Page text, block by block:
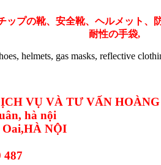
ップの靴、安全靴、ヘルメット
耐性の手袋,
helmets, gas masks, reflective
VỤ VÀ TƯ VẤN
hà nội
Oai,HÀ NỘI
487